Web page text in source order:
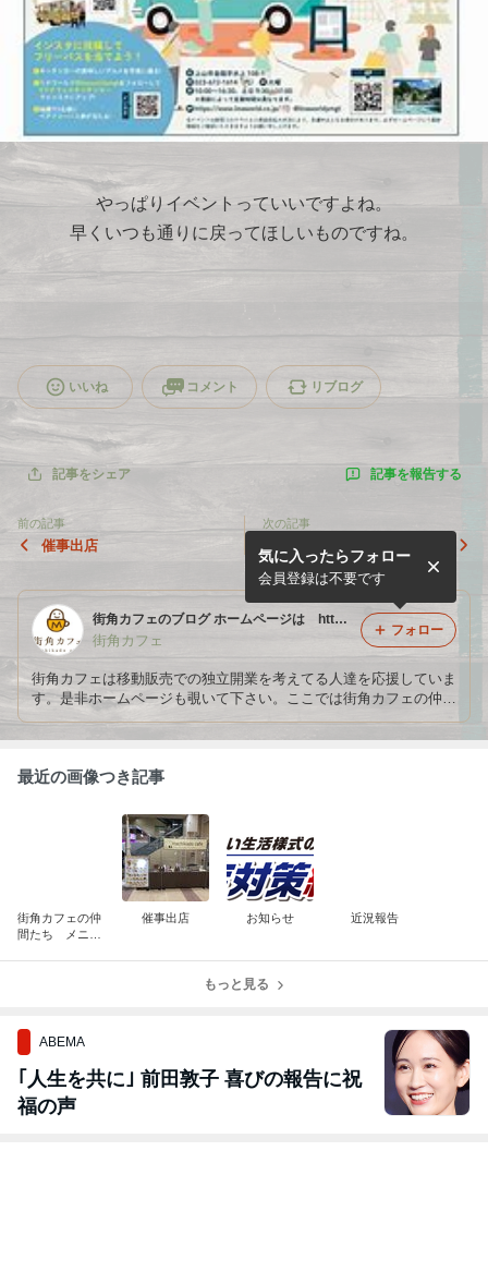
やっぱりイベントっていいですよね。
早くいつも通りに戻ってほしいものですね。
いいね コメント リブログ
記事をシェア 記事を報告する
前の記事
催事出店
次の記事
街角カフェのブログ ホームページは http://machikadocafe.com
街角カフェ
街角カフェは移動販売での独立開業を考えてる人達を応援していま
す。是非ホームページも覗いて下さい。ここでは街角カフェの仲間
たちの出店風景などイベント情報を中心に更新していきます。
気に入ったらフォロー
会員登録は不要です
フォロー
最近の画像つき記事
街角カフェの仲
間たち メニュ
催事出店 お知らせ 近況報告
もっと見る
ABEMA
｢人生を共に｣ 前田敦子 喜びの報告に祝
福の声